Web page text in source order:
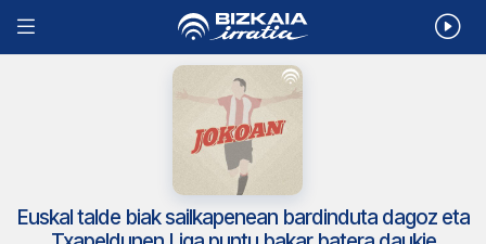
Euskal talde biak sailkapenean bardinduta dagoz eta